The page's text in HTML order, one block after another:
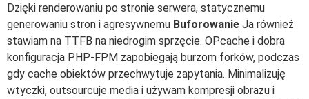
Dzięki renderowaniu po stronie serwera, statycznemu
generowaniu stron i agresywnemu Buforowanie Ja również
stawiam na TTFB na niedrogim sprzęcie. OPcache i dobra
konfiguracja PHP-FPM zapobiegają burzom forków, podczas
gdy cache obiektów przechwytuje zapytania. Minimalizuję
wtyczki, outsourcuje media i używam kompresji obrazu i